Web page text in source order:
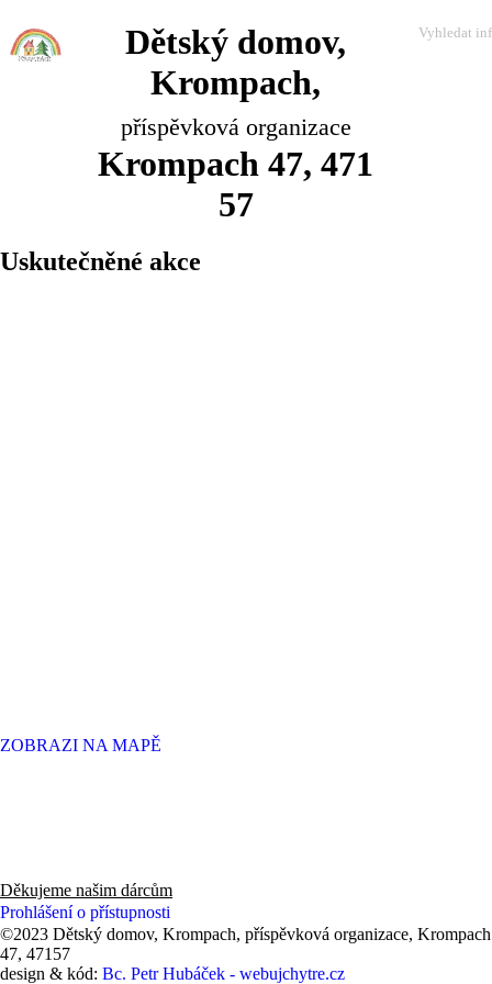
Dětský domov,
Krompach,
příspěvková organizace
Krompach 47, 471
57
Uskutečněné akce
ZOBRAZI NA MAPĚ
Děkujeme našim dárcům
Prohlášení o přístupnosti
©2023 Dětský domov, Krompach, příspěvková organizace, Krompach
47, 47157
design & kód: Bc. Petr Hubáček - webujchytre.cz